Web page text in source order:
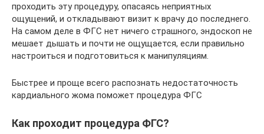
проходить эту процедуру, опасаясь неприятных
ощущений, и откладывают визит к врачу до последнего.
На самом деле в ФГС нет ничего страшного, эндоскоп не
мешает дышать и почти не ощущается, если правильно
настроиться и подготовиться к манипуляциям.
Быстрее и проще всего распознать недостаточность
кардиального жома поможет процедура ФГС
Как проходит процедура ФГС?